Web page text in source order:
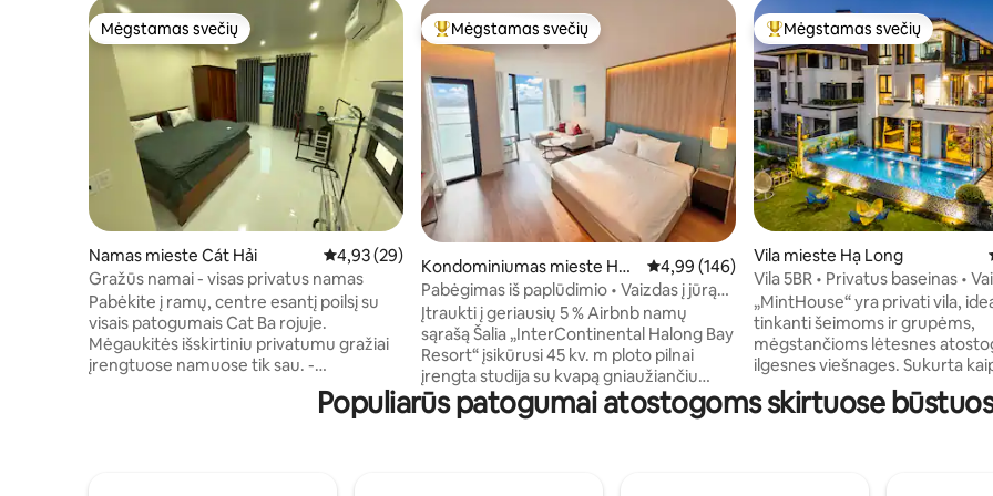
Mėgstamas svečių
Mėgstamas svečių
Namas mieste Cát Hải Vidutinis įvertinimas: 4,93 iš 5, atsiliepimų: 29
4,93 (29)
Gražūs namai - visas privatus namas
Pabėkite į ramų, centre esantį poilsį su
visais patogumais Cat Ba rojuje.
Mėgaukitės išskirtiniu privatumu gražiai
įrengtuose namuose tik sau. -
Atsipalaiduokite jaukioje svetainėje su
pliušine sofa, išmaniuoju televizoriumi ir
Svečių mėgstamiausias
Mėgstamas svečių
Kondominiumas mieste Hạ
Long
Vidutinis įvertinimas: 4,99 iš 5, atsiliepimų: 146
4,99 (146)
Pabėgimas iš paplūdimio • Vaizdas į jūrą
•Saulėlydis•Netflix
Įtraukti į geriausių 5 % Airbnb namų
sąrašą Šalia „InterContinental Halong Bay
Resort“ įsikūrusi 45 kv. m ploto pilnai
įrengta studija su kvapą gniaužiančiu
vaizdu į Ha Long įlanką iš aukšto aukšto.
Čia apsistoję svečiai gali mėgautis visomis
Svečių mėgstamiausias
Mėgstamas svečių
Vila mieste Hạ Long
Vila 5BR • Privatus baseinas •
įlanką • Pusryčiai
„MintHouse“ yra privati vila,
tinkanti šeimoms ir grupėms,
mėgstančioms lėtesnes
ilgesnes viešnages. Sukurta
namai, tai vieta atsipalaiduoti
kartu gaminti maistą ir
Populiarūs patogumai atostogoms skirtuose